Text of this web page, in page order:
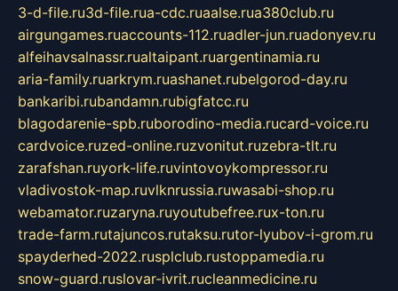
3-d-file.ru3d-file.rua-cdc.ruaalse.rua380club.ru
airgungames.ruaccounts-112.ruadler-jun.ruadonyev.ru
alfeihavsalnassr.rualtaipant.ruargentinamia.ru
aria-family.ruarkrym.ruashanet.rubelgorod-day.ru
bankaribi.rubandamn.rubigfatcc.ru
blagodarenie-spb.ruborodino-media.rucard-voice.ru
cardvoice.ruzed-online.ruzvonitut.ruzebra-tlt.ru
zarafshan.ruyork-life.ruvintovoykompressor.ru
vladivostok-map.ruvlknrussia.ruwasabi-shop.ru
webamator.ruzaryna.ruyoutubefree.rux-ton.ru
trade-farm.rutajuncos.rutaksu.rutor-lyubov-i-grom.ru
spayderhed-2022.rusplclub.rustoppamedia.ru
snow-guard.ruslovar-ivrit.rucleanmedicine.ru